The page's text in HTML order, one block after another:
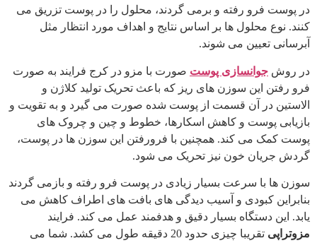
در پوست فرو رفته و برمی گردند، محلول را در پوست تزریق می
کنند. نوع محلول ها بر اساس نتایج و اهداف مورد انتظار مثل
آبرسانی تعیین می شوند.
در روش جوانسازی پوست صورت با مزو در کرج فرایند به صورت
فرو رفتن این سوزن های ریز که باعث تحریک تولید کلاژن و
الاستین در آن قسمت از پوست شده صورت می گیرد و به تقویت و
بازیابی پوست و کاهش اسکارها، خطوط و چین و چروک های
پوست کمک می کند. همچنین با فرورفتن این سوزن ها در پوست،
گردش جریان خون نیز تحریک می شود.
سوزن ها با سرعت بسیار زیادی در پوست فرو رفته و بازمی گردند
بنابراین کبودی و آسیب دیدگی های بافت های اطراف کاهش می
یابد. این دستگاه بسیار دقیق و هدفمند عمل می کند. فرایند
مزوتراپی
تقریبا چیزی حدود 20 دقیقه طول می کشد. شما می